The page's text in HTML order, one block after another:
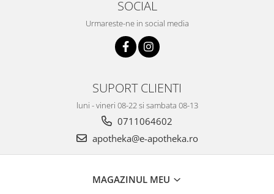
SOCIAL
Urmareste-ne in social media
SUPORT CLIENTI
luni - vineri 08-22 si sambata 08-13
0711064602
apotheka@e-apotheka.ro
MAGAZINUL MEU